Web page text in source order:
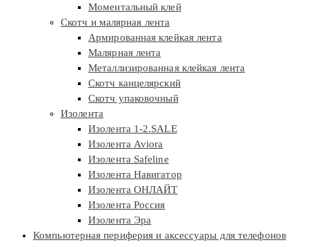
Моментальный клей
Скотч и малярная лента
Армированная клейкая лента
Малярная лента
Металлизированная клейкая лента
Скотч канцелярский
Скотч упаковочный
Изолента
Изолента 1-2.SALE
Изолента Aviora
Изолента Safeline
Изолента Навигатор
Изолента ОНЛАЙТ
Изолента Россия
Изолента Эра
Компьютерная периферия и аксессуары для телефонов